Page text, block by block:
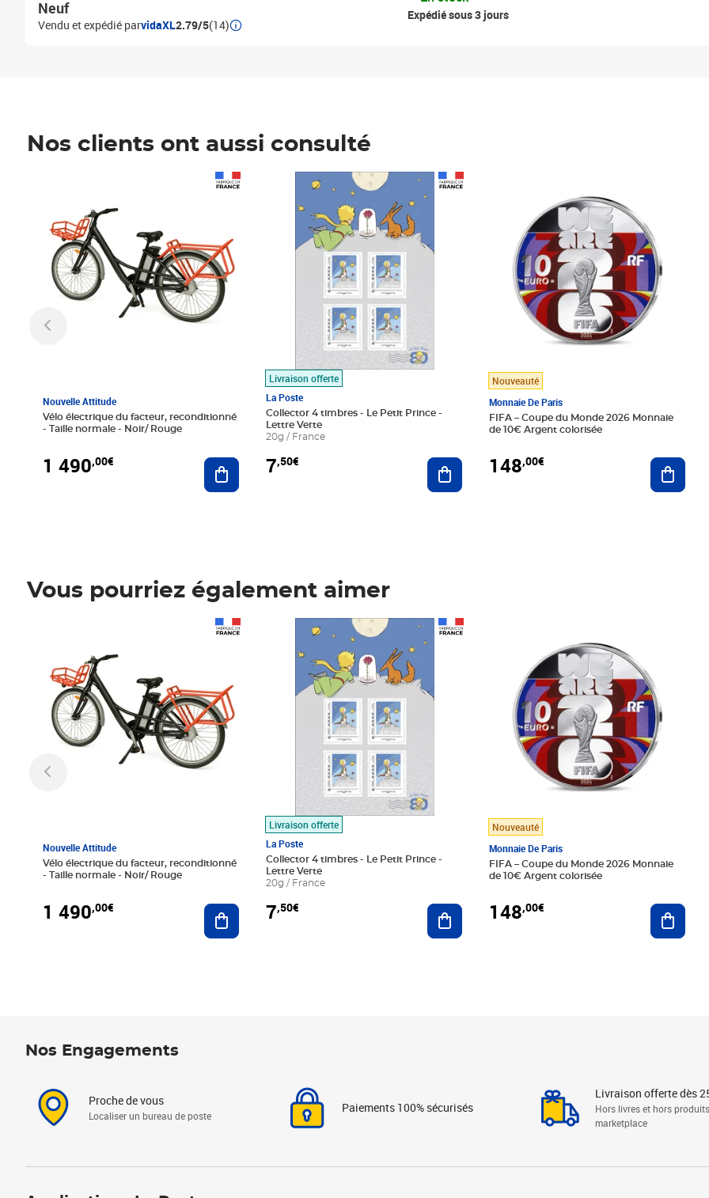
Neuf
Vendu et expédié parvidaXL2.79/5(14)
Expédié sous 3 jours
Nos clients ont aussi consulté
Nouvelle Attitude
Vélo électrique du facteur, reconditionné
- Taille normale - Noir/ Rouge
1 490,00€ Ajouter au panier
Livraison offerte
La Poste
Collector 4 timbres - Le Petit Prince -
Lettre Verte
20g / France
7,50€
Prix 7,50€
Ajouter au panier
Nouveauté
Monnaie De Paris
FIFA – Coupe du Monde 2026 Monnaie
de 10€ Argent colorisée
148,00€
Vous pourriez également aimer
Nouvelle Attitude
Vélo électrique du facteur, reconditionné
- Taille normale - Noir/ Rouge
1 490,00€ Ajouter au panier
Livraison offerte
La Poste
Collector 4 timbres - Le Petit Prince -
Lettre Verte
20g / France
7,50€
Prix 7,50€
Ajouter au panier
Nouveauté
Monnaie De Paris
FIFA – Coupe du Monde 2026 Monnaie
de 10€ Argent colorisée
148,00€
Nos Engagements
Proche de vous
Localiser un bureau de poste
Paiements 100% sécurisés
Livraison offerte dès
Hors livres et hors produits
marketplace